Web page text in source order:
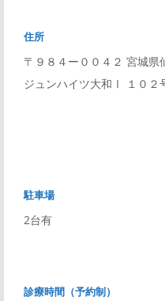
住所
〒９８４ー００４２ 宮城
ジュンハイツ大和Ⅰ １０２
駐車場
2台有
診療時間（予約制）